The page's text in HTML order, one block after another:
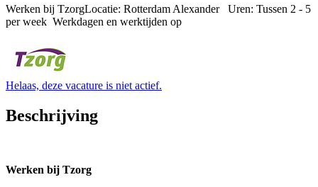
Werken bij TzorgLocatie: Rotterdam Alexander Uren: Tussen 2 - 5
per week Werkdagen en werktijden op
Helaas, deze vacature is niet actief.
Beschrijving
Werken bij Tzorg